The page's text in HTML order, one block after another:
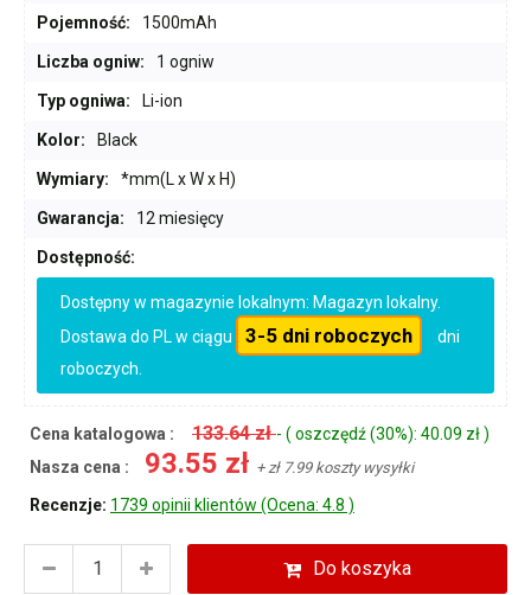
Pojemność: 1500mAh
Liczba ogniw: 1 ogniw
Typ ogniwa: Li-ion
Kolor: Black
Wymiary: *mm(L x W x H)
Gwarancja: 12 miesięcy
Dostępność:
Dostępny w magazynie lokalnym: Magazyn lokalny.
Dostawa do PL w ciągu
3-5 dni roboczych
dni
roboczych.
Cena katalogowa : 133.64 zł- ( oszczędź (30%): 40.09 zł )
Nasza cena :
93.55 zł + zł 7.99 koszty wysyłki
Recenzje: 1739 opinii klientów (Ocena: 4.8 )
Do koszyka